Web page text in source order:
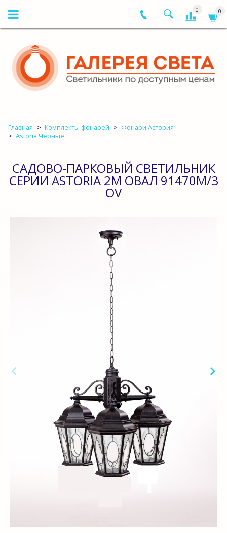
0 0
Главная Комплекты фонарей
Фонари Астория
Astoria Черные
САДОВО-ПАРКОВЫЙ СВЕТИЛЬНИК
СЕРИИ ASTORIA 2M ОВАЛ 91470M/3
OV